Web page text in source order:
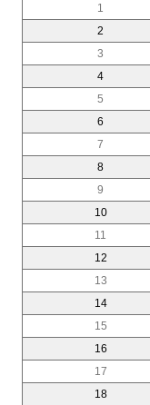
1
2
3
4
5
6
7
8
9
10
11
12
13
14
15
16
17
18